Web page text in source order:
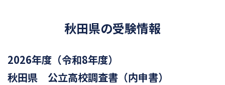
秋田県の受験情報
2026年度（令和8年度）
秋田県 公立高校調査書（内申書）